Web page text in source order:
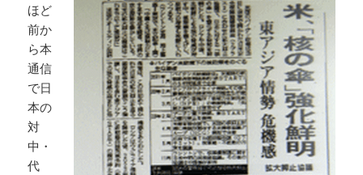
ほど
前か
ら本
通信
で日
本の
対
中・
代